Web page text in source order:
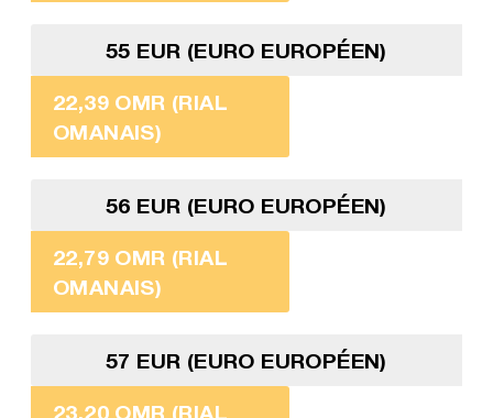
55 EUR (EURO EUROPÉEN)
22,39 OMR (RIAL
OMANAIS)
56 EUR (EURO EUROPÉEN)
22,79 OMR (RIAL
OMANAIS)
57 EUR (EURO EUROPÉEN)
23,20 OMR (RIAL